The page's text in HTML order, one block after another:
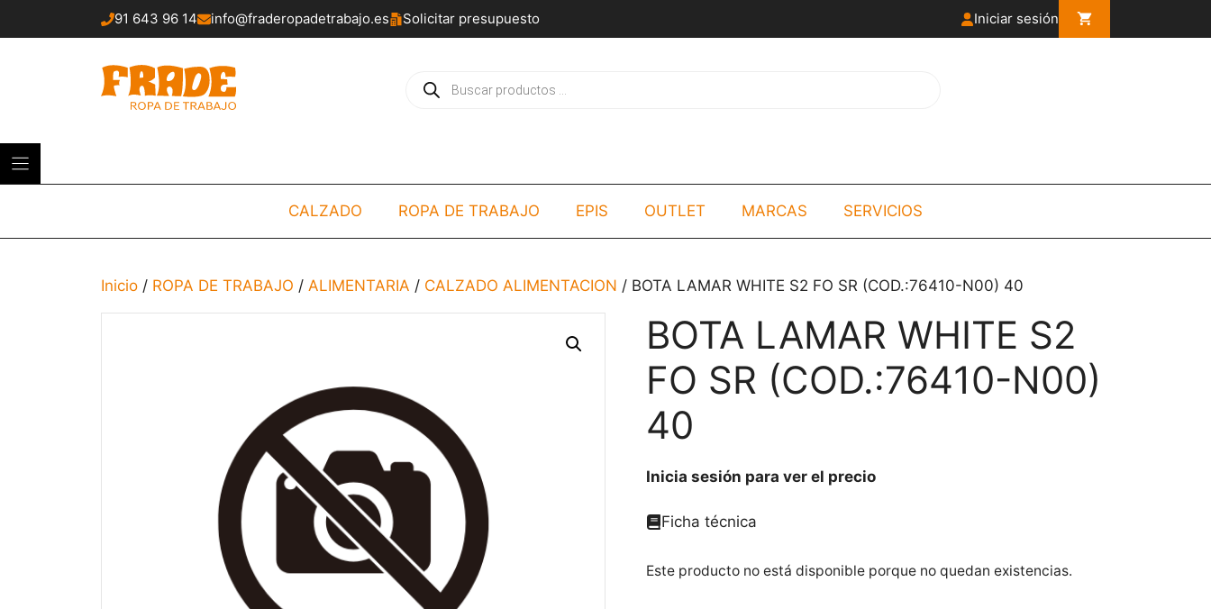
91 643 96 14 info@fraderopadetrabajo.es Solicitar presupuesto Iniciar sesión
Búsqueda
de
CALZADO ROPA DE TRABAJO EPIS OUTLET MARCAS SERVICIOS
Inicio / ROPA DE TRABAJO / ALIMENTARIA / CALZADO ALIMENTACION / BOTA LAMAR WHITE S2 FO SR (COD.:76410-N00) 40
BOTA LAMAR WHITE S2
FO SR (COD.:76410-N00)
40
Inicia sesión para ver el precio
Ficha técnica
Este producto no está disponible porque no quedan existencias.